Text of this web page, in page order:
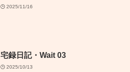
2025/11/16
宅録日記・Wait 03
2025/10/13